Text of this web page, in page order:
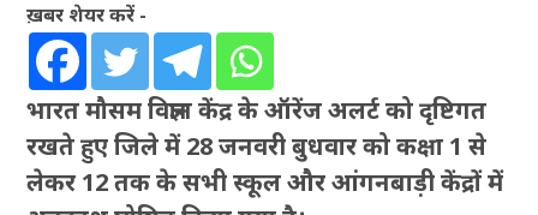
ख़बर शेयर करें -
भारत मौसम विज्ञान केंद्र के ऑरेंज अलर्ट को दृष्टिगत
रखते हुए जिले में 28 जनवरी बुधवार को कक्षा 1 से
लेकर 12 तक के सभी स्कूल और आंगनबाड़ी केंद्रों में